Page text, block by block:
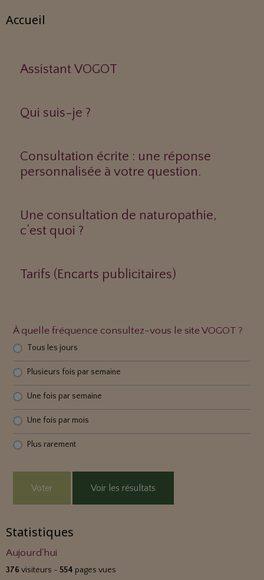
Accueil
Assistant VOGOT
Qui suis-je ?
Consultation écrite : une réponse
personnalisée à votre question.
Une consultation de naturopathie,
c’est quoi ?
Tarifs (Encarts publicitaires)
À quelle fréquence consultez-vous le site VOGOT ?
Tous les jours
Plusieurs fois par semaine
Une fois par semaine
Une fois par mois
Plus rarement
Voter Voir les résultats
Statistiques
Aujourd'hui
376 visiteurs - 554 pages vues